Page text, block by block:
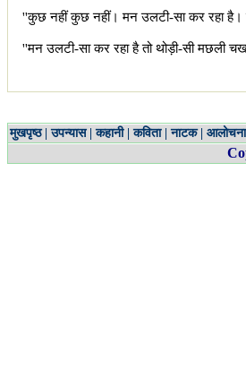
''कुछ नहीं कुछ नहीं। मन उलटी-सा कर रहा है।
''मन उलटी-सा कर रहा है तो थोड़ी-सी मछली
मुखपृष्ठ|उपन्यास|कहानी|कविता|नाटक| आलोचना